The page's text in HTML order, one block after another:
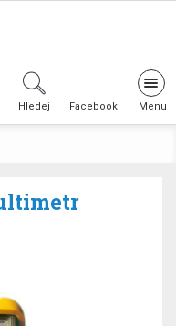
Hledej Facebook